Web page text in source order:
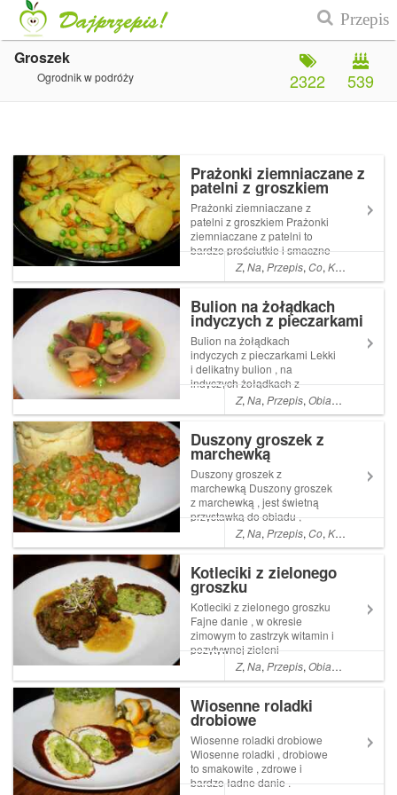
Groszek
Ogrodnik w podróży 539
2322
Prażonki ziemniaczane z
patelni z groszkiem
Prażonki ziemniaczane z
patelni z groszkiem Prażonki
ziemniaczane z patelni to
bardzo prościutkie i smaczne
danie . Czasami robię je jako
dodatek do mięsa lub serwuję
More ... Artykuł Prażonki
ziemniaczane z patelni z
groszk...
Z,Na,Przepis,Co,Kolacja
Bulion na żołądkach
indyczych z pieczarkami
Bulion na żołądkach
indyczych z pieczarkami Lekki
i delikatny bulion , na
indyczych żołądkach z
pieczarkami , to bardzo
smaczna zupa . Jest prosta w
niskokaloryczna i lekko Read
More ... Post Bulion na
żołądkach indyczych z
pieczarkami ...
Z,Na,Przepis,Obiad ,
Duszony groszek z
marchewką
Duszony groszek z
marchewką Duszony groszek
z marchewką , jest świetną
przystawką do obiadu ,
podawaną na ciepło . W
naszym domu zjawia się
co Read More ... Post
Duszony groszek z
marchewką pojawił się poraz
pierwszy w Ogrodni...
Z,Na,Przepis,Co,Kolacja
Kotleciki z zielonego
groszku
Kotleciki z zielonego groszku
Fajne danie , w okresie
zimowym to zastrzyk witamin i
pozytywnej zieleni
Z,Na,Przepis,Obiad ,
Wiosenne roladki
drobiowe
Wiosenne roladki drobiowe
Wiosenne roladki , drobiowe
to smakowite , zdrowe i
bardzo ładne danie .